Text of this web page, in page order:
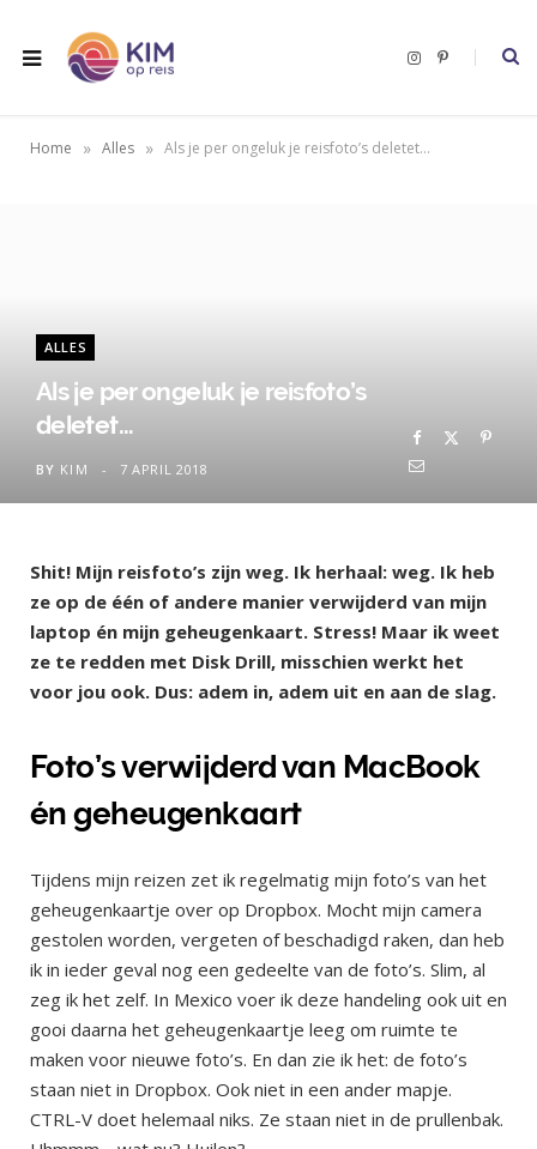
I
r
P
Home » Alles » Als je per ongeluk je reisfoto’s deletet…
ALLES
Als je per ongeluk je reisfoto’s
deletet…
BY KIM 7 APRIL 2018
Shit! Mijn reisfoto’s zijn weg. Ik herhaal: weg. Ik heb
ze op de één of andere manier verwijderd van mijn
laptop én mijn geheugenkaart. Stress! Maar ik weet
ze te redden met Disk Drill, misschien werkt het
voor jou ook. Dus: adem in, adem uit en aan de slag.
Foto’s verwijderd van MacBook
én geheugenkaart
Tijdens mijn reizen zet ik regelmatig mijn foto’s van het
geheugenkaartje over op Dropbox. Mocht mijn camera
gestolen worden, vergeten of beschadigd raken, dan heb
ik in ieder geval nog een gedeelte van de foto’s. Slim, al
zeg ik het zelf. In Mexico voer ik deze handeling ook uit en
gooi daarna het geheugenkaartje leeg om ruimte te
maken voor nieuwe foto’s. En dan zie ik het: de foto’s
staan niet in Dropbox. Ook niet in een ander mapje.
CTRL-V doet helemaal niks. Ze staan niet in de prullenbak.